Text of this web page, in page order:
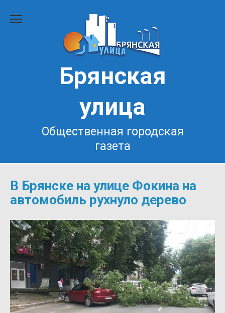
Брянская
улица
Общественная городская
газета
В Брянске на улице Фокина на
автомобиль рухнуло дерево